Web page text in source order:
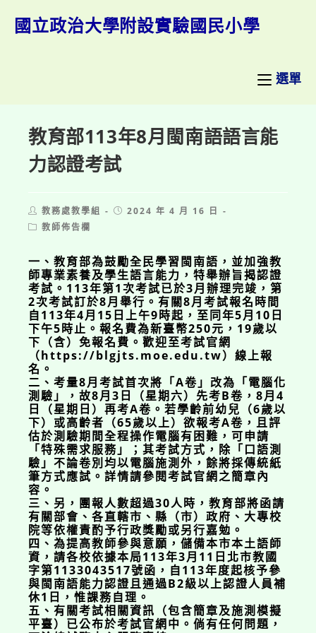
國立政治大學附設實驗國民小學
選單
教育部113年8月閩南語語言能
力認證考試
Post
author:
教務處教學組
Post2024 年 4 月 16 日
Post教師佈告欄
一、教育部為鼓勵全民學習閩南語，並加強教
師專業素養及學生語言能力，特舉辦旨揭認證
考試。113年第1次考試已於3月辦理完竣，第
2次考試訂於8月舉行。有關8月考試報名時間
自113年4月15日上午9時起，至同年5月10日
下午5時止。報名費為新臺幣250元，19歲以
下（含）免報名費。歡迎至考試官網
（https://blgjts.moe.edu.tw）線上報
名。
二、考量8月考試首次將「A卷」改為「電腦化
測驗」，故8月3日（星期六）先考B卷，8月4
日（星期日）再考A卷。若學齡前幼兒（6歲以
下）或高齡者（65歲以上）欲報考A卷，且評
估於測驗期間全程操作電腦有困難，可申請
「特殊需求服務」；其考試方式，除「口語測
驗」不論卷別均以電腦施測外，餘將採傳統紙
筆方式應試。詳情請參閱考試官網之簡章內
容。
三、另，團報人數超過30人時，教育部將函請
有關部會、各直轄市、縣（市）政府、大專校
院等依權責酌予行政獎勵或另行嘉勉。
四、為提高教師參與意願，儲備本市本土語師
資，請各校依據本局113年3月11日北市教國
字第1133043517號函，自113年度起核予參
與閩南語能力認證且通過B2級以上認證人員補
休1日，惟課務自理。
五、有關考試相關資訊（包含簡章及施測模擬
平臺）已公布於考試官網中。倘有任何問題，